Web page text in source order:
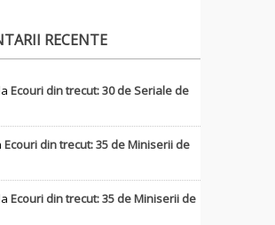
RECENTE
Ecouri din trecut: 30 de Seriale de
Ecouri din trecut: 35 de Miniserii de
Ecouri din trecut: 35 de Miniserii de